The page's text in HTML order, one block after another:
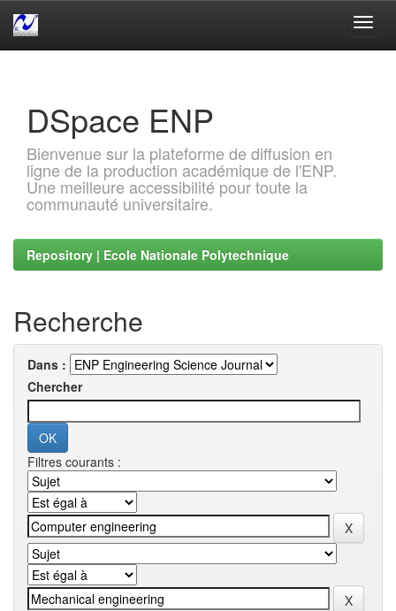
DSpace ENP
Bienvenue sur la plateforme de diffusion en
ligne de la production académique de l'ENP.
Une meilleure accessibilité pour toute la
communauté universitaire.
Repository | Ecole Nationale Polytechnique
Recherche
Dans :
Chercher
Filtres courants :